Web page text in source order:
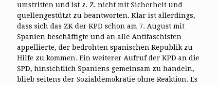
umstritten und ist z. Z. nicht mit Sicherheit und
quellengestützt zu beantworten. Klar ist allerdings,
dass sich das ZK der KPD schon am 7. August mit
Spanien beschäftigte und an alle Antifaschisten
appellierte, der bedrohten spanischen Republik zu
Hilfe zu kommen. Ein weiterer Aufruf der KPD an die
SPD, hinsichtlich Spaniens gemeinsam zu handeln,
blieb seitens der Sozialdemokratie ohne Reaktion. Es